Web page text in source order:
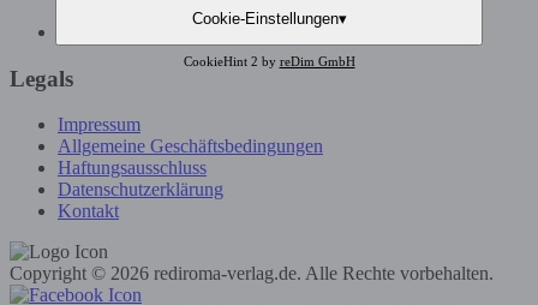
Legals
Impressum
Allgemeine Geschäftsbedingungen
Haftungsausschluss
Datenschutzerklärung
Kontakt
Copyright © 2026 rediroma-verlag.de. Alle Rechte vorbehalten.
Cookie-Einstellungen▾
CookieHint 2 by reDim GmbH